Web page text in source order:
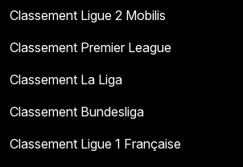
Classement Ligue 2 Mobilis
Classement Premier League
Classement La Liga
Classement Bundesliga
Classement Ligue 1 Française